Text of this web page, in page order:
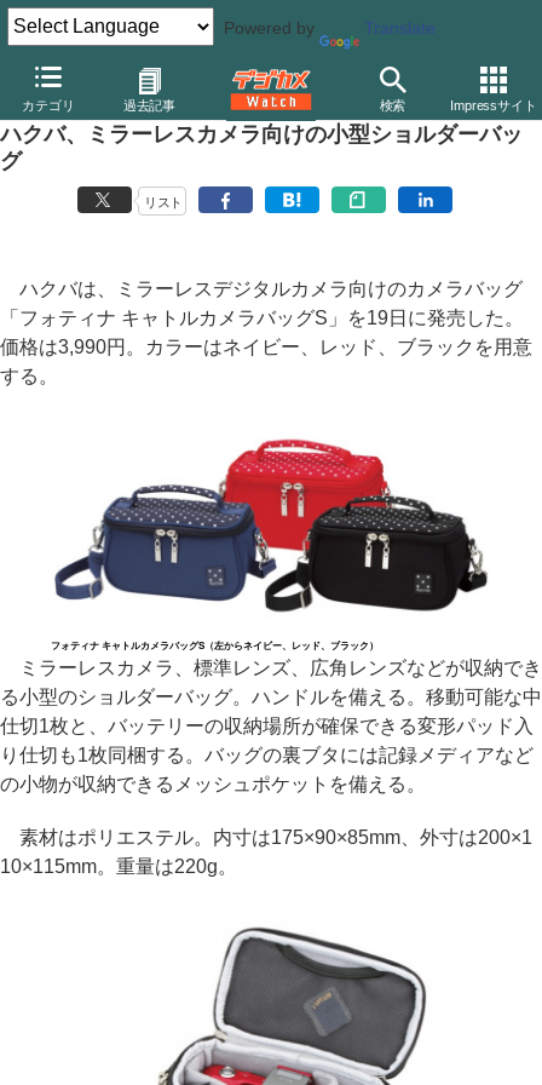
Powered by Translate
カテゴリ 過去記事 検索 Impressサイト
デジカメ Watch 撮影用品 カメラバッグ ハクバ
ハクバ、ミラーレスカメラ向けの小型ショルダーバッ
グ
リスト
ハクバは、ミラーレスデジタルカメラ向けのカメラバッグ
「フォティナ キャトルカメラバッグS」を19日に発売した。
価格は3,990円。カラーはネイビー、レッド、ブラックを用意
する。
フォティナ キャトルカメラバッグS（左からネイビー、レッド、ブラック）
ミラーレスカメラ、標準レンズ、広角レンズなどが収納でき
る小型のショルダーバッグ。ハンドルを備える。移動可能な中
仕切1枚と、バッテリーの収納場所が確保できる変形パッド入
り仕切も1枚同梱する。バッグの裏ブタには記録メディアなど
の小物が収納できるメッシュポケットを備える。
素材はポリエステル。内寸は175×90×85mm、外寸は200×1
10×115mm。重量は220g。